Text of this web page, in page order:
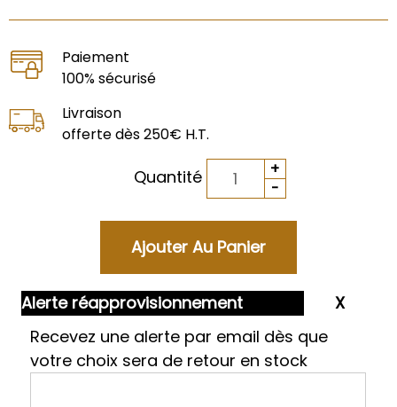
Paiement
100% sécurisé
Livraison
offerte dès 250€ H.T.
Quantité
Alerte réapprovisionnement
Recevez une alerte par email dès que
votre choix sera de retour en stock